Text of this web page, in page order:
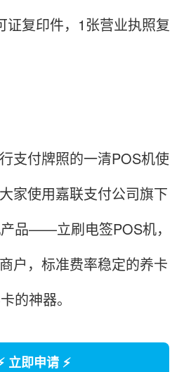
证复印件，1张营业执照复
支付牌照的一清POS机使
家使用嘉联支付公司旗下
品——立刷电签POS机，
户，标准费率稳定的养卡
的神器。
立即申请 ⚡